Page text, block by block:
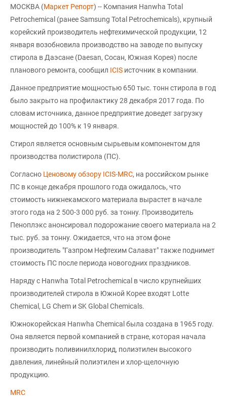
МОСКВА (Маркет Репорт) -- Компания Hanwha Total
Petrochemical (ранее Samsung Total Petrochemicals), крупный
корейский производитель нефтехимической продукции, 12
января возобновила производство на заводе по выпуску
стирола в Даэсане (Daesan, Сосан, Южная Корея) после
планового ремонта, сообщил ICIS источник в компании.
Данное предприятие мощностью 650 тыс. тонн стирола в год
было закрыто на профилактику 28 декабря 2017 года. По
словам источника, данное предприятие доведет загрузку
мощностей до 100% к 19 января.
Cтирол является основным сырьевым компонентом для
производства полистирола (ПС).
Согласно Ценовому обзору ICIS-MRC, на российском рынке
ПС в конце декабря прошлого года ожидалось, что
стоимость нижнекамского материала вырастет в начале
этого года на 2 500-3 000 руб. за тонну. Производитель
Пеноплэкс анонсировал подорожание своего материала на 2
тыс. руб. за тонну. Ожидается, что на этом фоне
производитель "Газпром Нефтехим Салават" также поднимет
стоимость ПС после периода новогодних праздников.
Наряду с Hanwha Total Petrochemical в число крупнейших
производителей стирола в Южной Корее входят Lotte
Chemical, LG Chem и SK Global Chemicals.
Южнокорейская Hanwha Chemical была создана в 1965 году.
Она является первой компанией в стране, которая начала
производить поливинилхлорид, полиэтилен высокого
давления, линейный полиэтилен и хлор-щелочную
продукцию.
MRC